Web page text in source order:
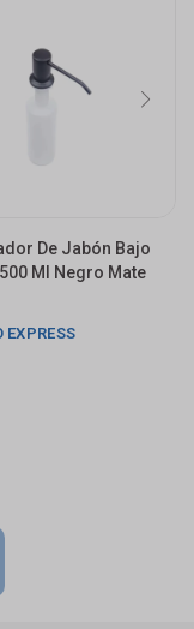
De Jabón Bajo
Ml Negro Mate
EXPRESS